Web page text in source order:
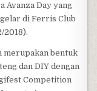
Avanza Day yang
di Ferris Club
2018).
merupakan bentuk
dan DIY dengan
Competition